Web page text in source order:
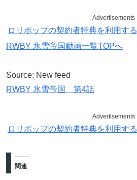
Advertisements
ロリポップの契約者特典を利用する
RWBY 氷雪帝国動画一覧TOPへ
Source: New feed
RWBY 氷雪帝国 第4話
Advertisements
ロリポップの契約者特典を利用する
関連